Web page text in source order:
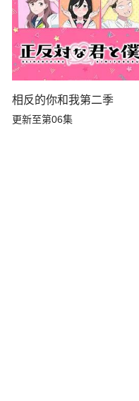
相反的你和我第二季
更新至第06集